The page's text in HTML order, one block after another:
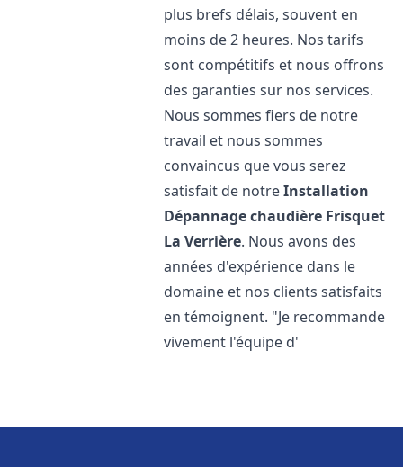
plus brefs délais, souvent en
moins de 2 heures. Nos tarifs
sont compétitifs et nous offrons
des garanties sur nos services.
Nous sommes fiers de notre
travail et nous sommes
convaincus que vous serez
satisfait de notreInstallation
Dépannage chaudière Frisquet
La Verrière. Nous avons des
années d'expérience dans le
domaine et nos clients satisfaits
en témoignent. "Je recommande
vivement l'équipe d'